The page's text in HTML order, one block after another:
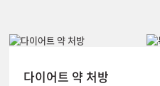
다이어트 약 처방